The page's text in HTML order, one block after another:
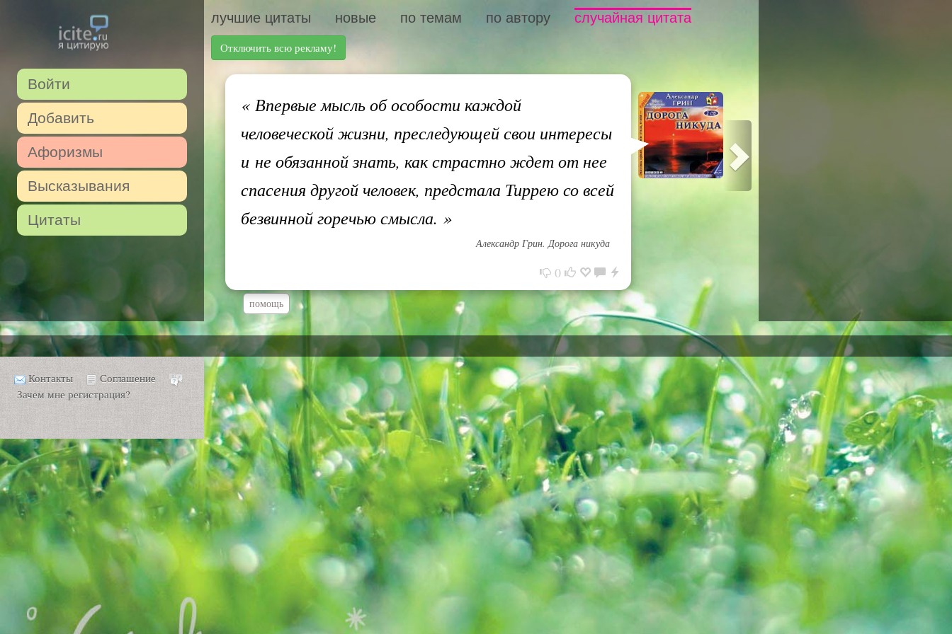
Войти
Добавить
Афоризмы
Высказывания
Цитаты
лучшие цитаты новые по темам по автору случайная цитата
Отключить всю рекламу!
«Впервые мысль об особости каждой
человеческой жизни, преследующей свои интересы
и не обязанной знать, как страстно ждет от нее
спасения другой человек, предстала Тиррею со всей
безвинной горечью смысла. »
Александр Грин. Дорога никуда
0
помощь
Контакты
Соглашение
Зачем мне регистрация?